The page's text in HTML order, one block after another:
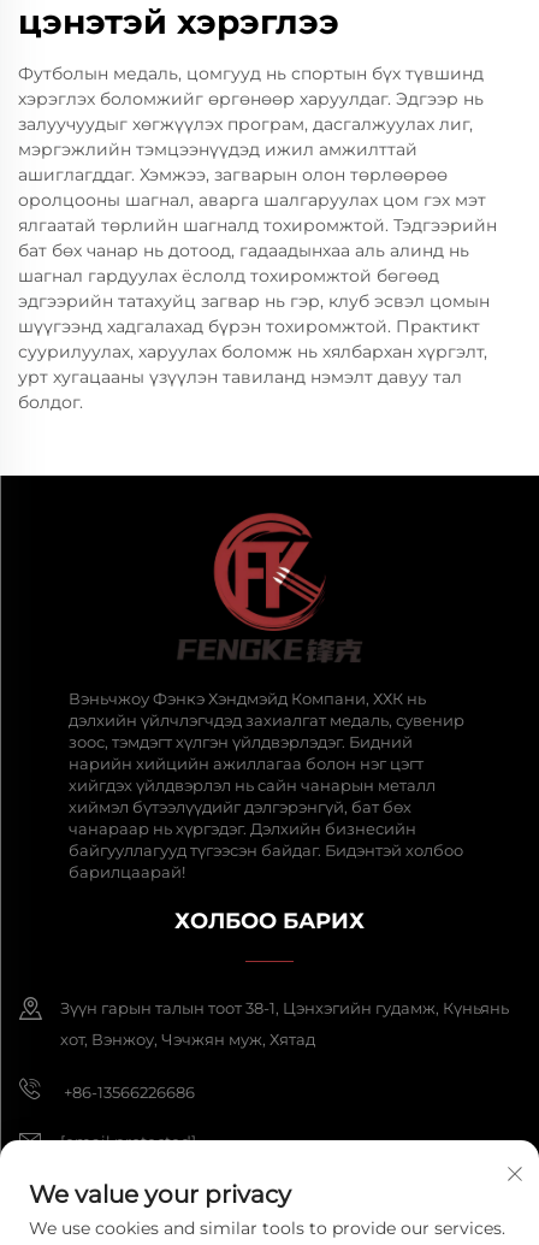
цэнэтэй хэрэглээ
Футболын медаль, цомгууд нь спортын бүх түвшинд
хэрэглэх боломжийг өргөнөөр харуулдаг. Эдгээр нь
залуучуудыг хөгжүүлэх програм, дасгалжуулах лиг,
мэргэжлийн тэмцээнүүдэд ижил амжилттай
ашиглагддаг. Хэмжээ, загварын олон төрлөөрөө
оролцооны шагнал, аварга шалгаруулах цом гэх мэт
ялгаатай төрлийн шагналд тохиромжтой. Тэдгээрийн
бат бөх чанар нь дотоод, гадаадынхаа аль алинд нь
шагнал гардуулах ёслолд тохиромжтой бөгөөд
эдгээрийн татахуйц загвар нь гэр, клуб эсвэл цомын
шүүгээнд хадгалахад бүрэн тохиромжтой. Практикт
суурилуулах, харуулах боломж нь хялбархан хүргэлт,
урт хугацааны үзүүлэн тавиланд нэмэлт давуу тал
болдог.
Вэньчжоу Фэнкэ Хэндмэйд Компани, ХХК нь
дэлхийн үйлчлэгчдэд захиалгат медаль, сувенир
зоос, тэмдэгт хүлгэн үйлдвэрлэдэг. Бидний
нарийн хийцийн ажиллагаа болон нэг цэгт
хийгдэх үйлдвэрлэл нь сайн чанарын металл
хиймэл бүтээлүүдийг дэлгэрэнгүй, бат бөх
чанараар нь хүргэдэг. Дэлхийн бизнесийн
байгууллагууд түгээсэн байдаг. Бидэнтэй холбоо
барилцаарай!
ХОЛБОО БАРИХ
Зүүн гарын талын тоот 38-1, Цэнхэгийн гудамж, Күньянь
хот, Вэнжоу, Чэчжян муж, Хятад
+86-13566226686
[email protected]
We value your privacy
We use cookies and similar tools to provide our services.